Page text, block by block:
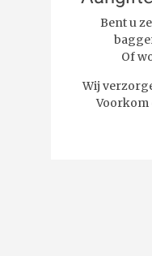
Bent u
Of
Wij
Voorkom